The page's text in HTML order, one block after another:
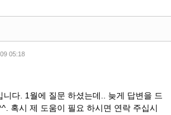
05:18
니다. 1월에 질문 하셨는데.. 늦게 답변을 드
혹시 제 도움이 필요 하시면 연락 주십시